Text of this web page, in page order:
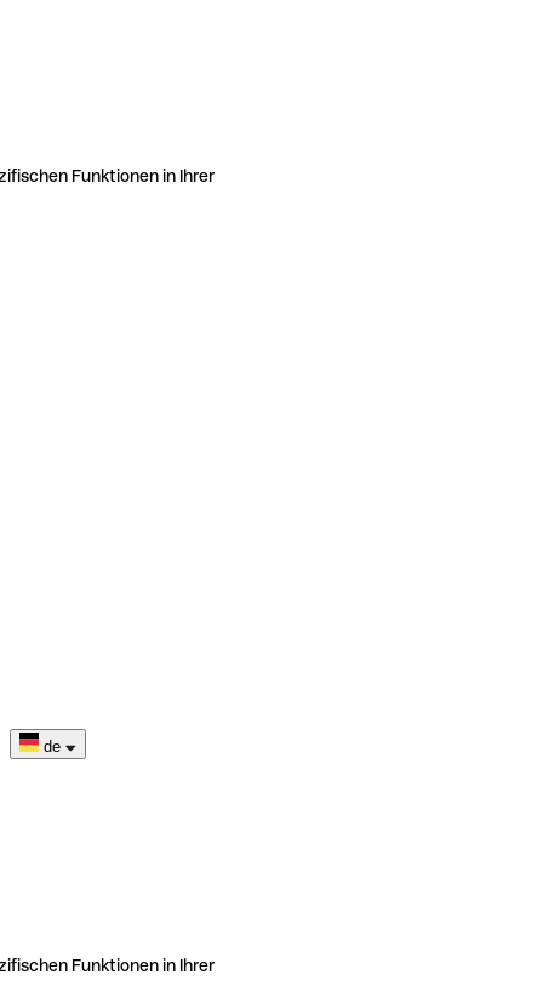
Funktionen in Ihrer
de
Funktionen in Ihrer